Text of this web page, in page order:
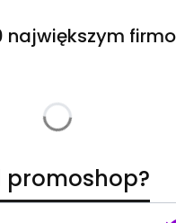
promoshop?